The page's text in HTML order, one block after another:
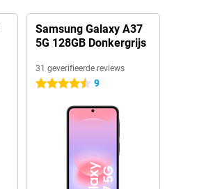
Samsung Galaxy A37
5G 128GB Donkergrijs
31 geverifieerde reviews
4.5 sterren 9